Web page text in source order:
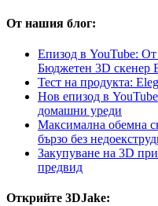
От нашия блог:
Епизод в YouTube:
Бюджетен 3D скенер
Тест на продукта:
Нов епизод в
домашни уреди
Максимална обемна
бързо без
Закупуване на 3D
предвид
Открийте 3DJake: